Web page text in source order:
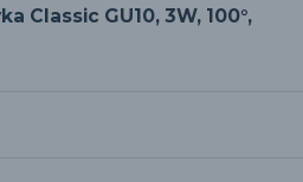
Classic GU10, 3W, 100°,